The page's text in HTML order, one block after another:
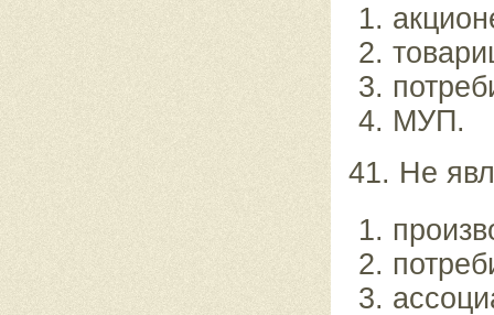
МУП.
41. Не